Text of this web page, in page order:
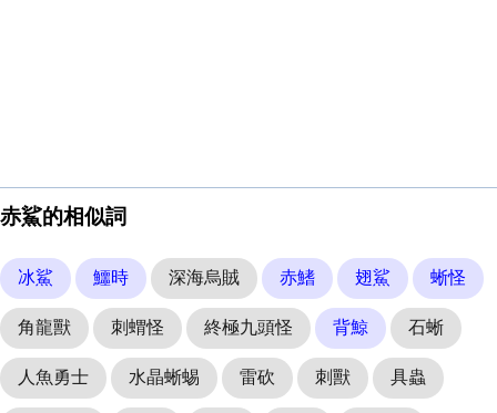
赤鯊的相似詞
冰鯊 鱷時 深海烏賊 赤鰭 翅鯊 蜥怪
角龍獸 刺蝟怪 終極九頭怪 背鯨 石蜥
人魚勇士 水晶蜥蜴 雷砍 刺獸 具蟲